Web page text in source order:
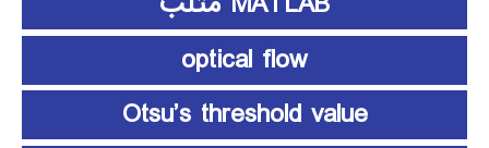
optical flow
Otsu’s threshold value